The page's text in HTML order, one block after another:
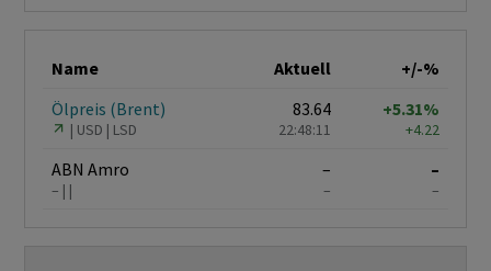
Name Aktuell
+/-%
Ölpreis (Brent)
USD LSD
83.64
22:48:11
+5.31%
+4.22
ABN Amro
–
–
–
–
–